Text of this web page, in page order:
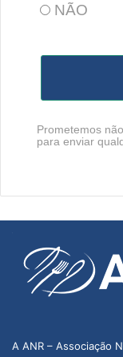
NÃO
Prometemos
para enviar
A ANR – Associação